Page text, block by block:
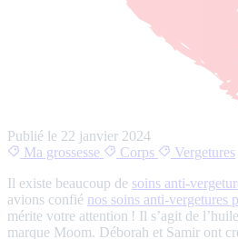
Publié le 22 janvier 2024
Ma grossesse
Corps
Vergetures
Il existe beaucoup de soins anti-
avions confié nos soins anti-vergetures
mérite votre attention ! Il s’agit de
marque Moom. Déborah et Samir ont